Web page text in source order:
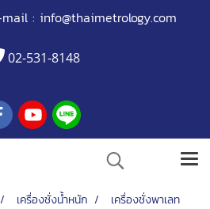
: info@thaimetrology.com
02-531-8148
เครื่องชั่งน้ำหนัก เครื่องชั่งพาเลท